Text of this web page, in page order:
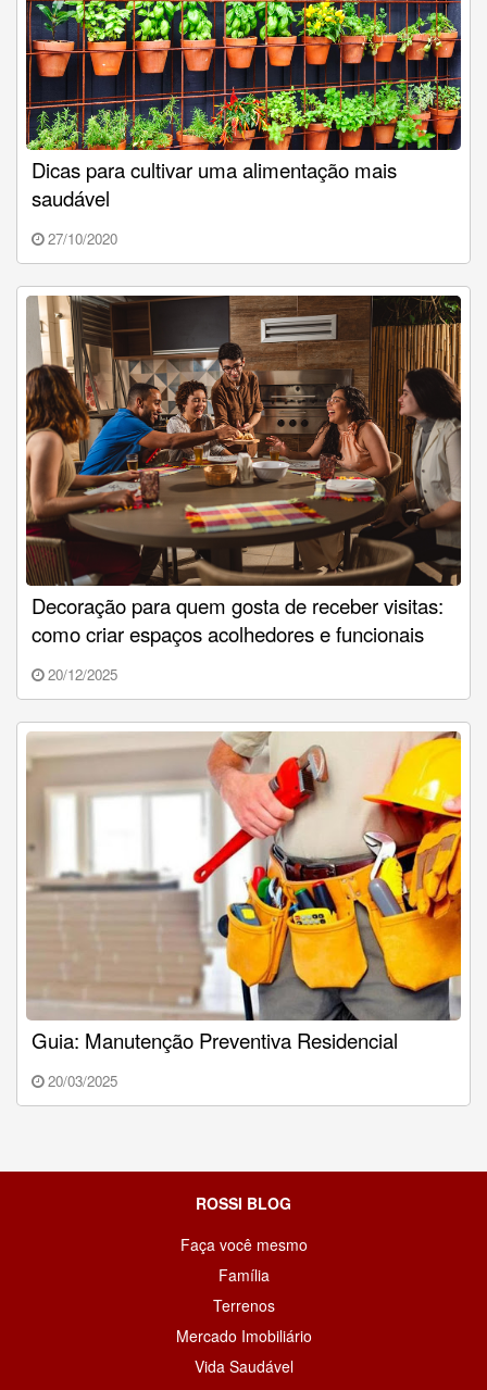
Dicas para cultivar uma alimentação mais
saudável
27/10/2020
Decoração para quem gosta de receber visitas:
como criar espaços acolhedores e funcionais
20/12/2025
Guia: Manutenção Preventiva Residencial
20/03/2025
ROSSI BLOG
Faça você mesmo
Família
Terrenos
Mercado Imobiliário
Vida Saudável